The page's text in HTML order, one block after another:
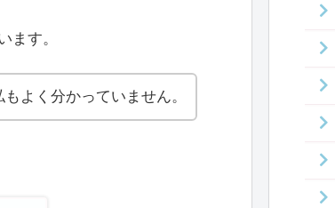
ます。
よく分かっていません。